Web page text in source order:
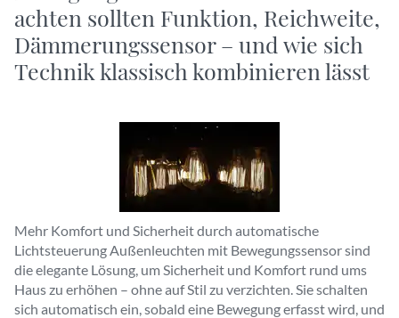
achten sollten Funktion, Reichweite,
Dämmerungssensor – und wie sich
Technik klassisch kombinieren lässt
Mehr Komfort und Sicherheit durch automatische
Lichtsteuerung Außenleuchten mit Bewegungssensor sind
die elegante Lösung, um Sicherheit und Komfort rund ums
Haus zu erhöhen – ohne auf Stil zu verzichten. Sie schalten
sich automatisch ein, sobald eine Bewegung erfasst wird, und